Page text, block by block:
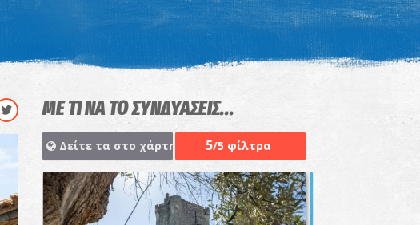
ΜΕ ΤΙ ΝΑ ΤΟ ΣΥΝΔΥΑΣΕΙΣ...
Δείτε τα στο χάρτη 5/5 φίλτρα